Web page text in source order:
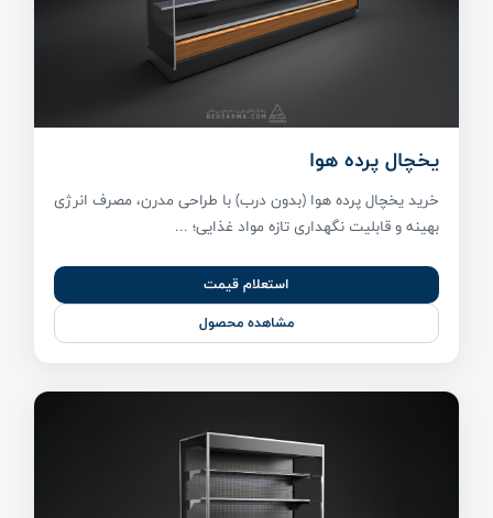
یخچال پرده هوا
خرید یخچال پرده هوا (بدون درب) با طراحی مدرن، مصرف انرژی
بهینه و قابلیت نگهداری تازه مواد غذایی؛ ...
استعلام قیمت
مشاهده محصول